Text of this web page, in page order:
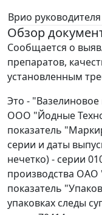
Врио руководителя
Обзор
Сообщается о
препаратов,
установленным
Это -
ООО "Йодные
показатель
серии и даты
нечетко) - серии
производства ОАО
показатель
упаковках следы